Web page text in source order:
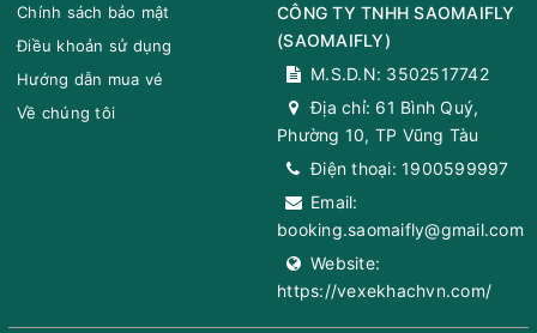
Hải Luân Limousine 24 Phòng
Giá vé:400.000 Còn trống: 12 Chọn mua
11/08 01:25 (6 giờ 15 phút)
Văn phòng Buôn
Mê Thuột
Limousine 24 Phòng
Giá vé:400.000 Còn trống:12 Chọn mua
Chính sách bảo mật
Điều khoản sử dụng
Hướng dẫn mua vé
Về chúng tôi
CÔNG TY TNHH SAOMAIFLY
(SAOMAIFLY)
M.S.D.N: 3502517742
Địa chỉ: 61 Bình Quý,
Phường 10, TP Vũng Tàu
Điện thoại: 1900599997
Email:
booking.saomaifly@gmail.com
Website:
https://vexekhachvn.com/